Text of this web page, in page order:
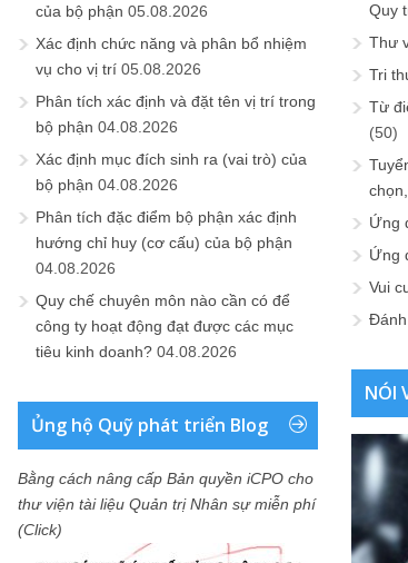
của bộ phận 05.08.2026
Xác định chức năng và phân bổ nhiệm
vụ cho vị trí 05.08.2026
Phân tích xác định và đặt tên vị trí trong
bộ phận 04.08.2026
Xác định mục đích sinh ra (vai trò) của
bộ phận 04.08.2026
Phân tích đặc điểm bộ phận xác định
hướng chỉ huy (cơ cấu) của bộ phận
04.08.2026
Quy chế chuyên môn nào cần có để
công ty hoạt động đạt được các mục
tiêu kinh doanh? 04.08.2026
Ủng hộ Quỹ phát triển Blog
Bằng cách nâng cấp Bản quyền iCPO cho
thư viện tài liệu Quản trị Nhân sự miễn phí
(Click)
Quy
Thư
Tri
Từ
(50)
Ứng
Ứng
Vui
NÓI